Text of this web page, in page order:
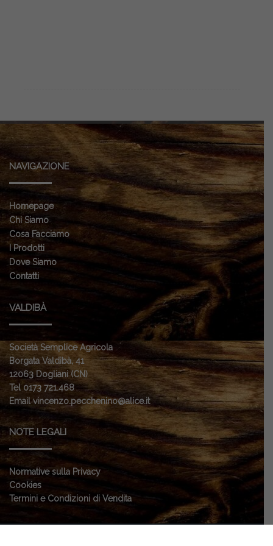
NAVIGAZIONE
Homepage
Chi Siamo
Cosa Facciamo
I Prodotti
Dove Siamo
Contatti
VALDIBÀ
Società Semplice Agricola
Borgata Valdibà, 41
12063 Dogliani (CN)
Tel 0173 721.468
Email vincenzo.pecchenino@alice.it
NOTE LEGALI
Normative sulla Privacy
Cookies
Termini e Condizioni di Vendita